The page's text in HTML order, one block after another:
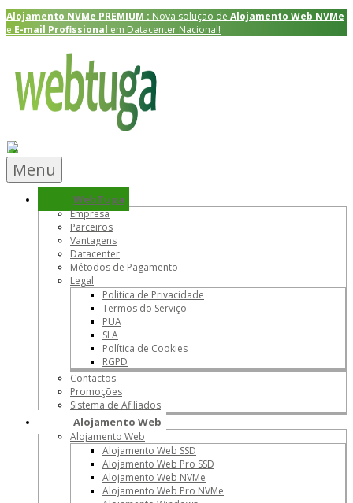
Alojamento NVMe PREMIUM : Nova solução de Alojamento Web NVMe
e E-mail Profissional em Datacenter Nacional!
Menu
WebTuga
Empresa
Parceiros
Vantagens
Datacenter
Métodos de Pagamento
Legal
Politica de Privacidade
Termos do Serviço
PUA
SLA
Política de Cookies
RGPD
Contactos
Promoções
Sistema de Afiliados
Alojamento Web
Alojamento Web
Alojamento Web SSD
Alojamento Web Pro SSD
Alojamento Web NVMe
Alojamento Web Pro NVMe